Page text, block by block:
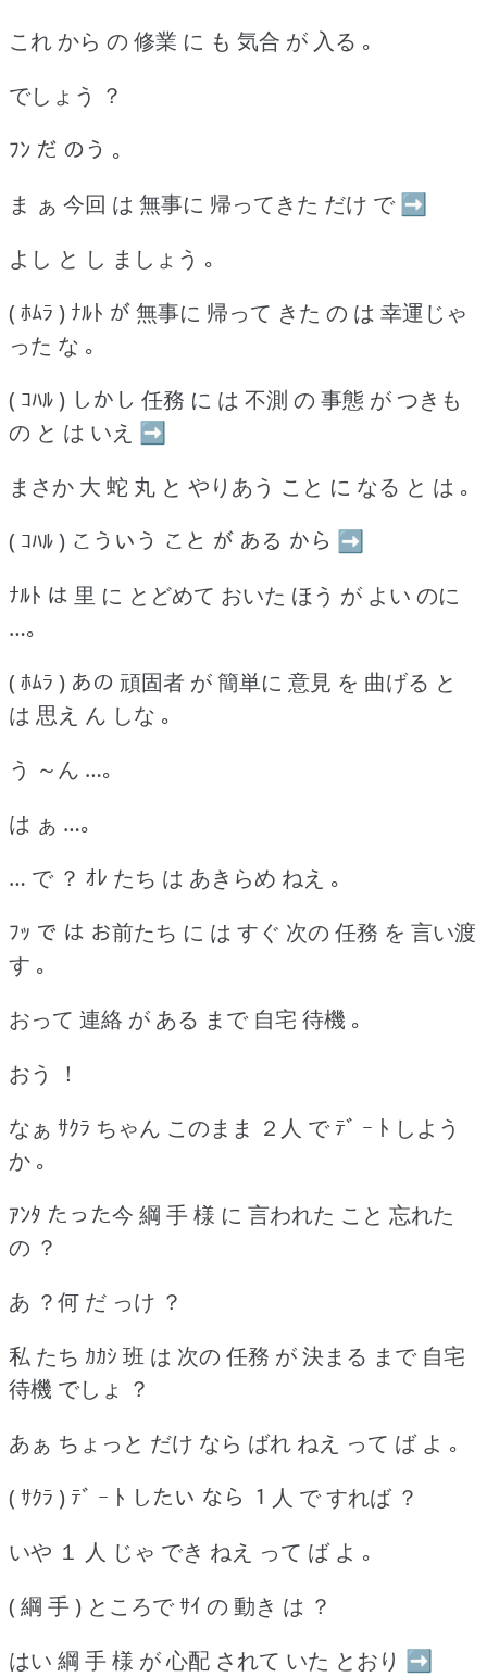
これ から の 修業 に も 気合 が 入る ｡
でしょう ？
ﾌﾝ だ のう ｡
ま ぁ 今回 は 無事に 帰ってきた だけ で ➡
よし と し ましょう ｡
( ﾎﾑﾗ ) ﾅﾙﾄ が 無事に 帰って きた の は 幸運じゃ
った な ｡
( ｺﾊﾙ ) しかし 任務 に は 不測 の 事態 が つきも
の と は いえ ➡
まさか 大 蛇 丸 と やりあう こと に なる と は ｡
( ｺﾊﾙ ) こういう こと が ある から ➡
ﾅﾙﾄ は 里 に とどめて おいた ほう が よい のに
…｡
( ﾎﾑﾗ ) あの 頑固者 が 簡単に 意見 を 曲げる と
は 思え ん しな ｡
う ～ん …｡
は ぁ …｡
… で ？ ｵﾚ たち は あきらめ ねえ ｡
ﾌｯ で は お前たち に は すぐ 次の 任務 を 言い渡
す ｡
おって 連絡 が ある まで 自宅 待機 ｡
おう ！
なぁ ｻｸﾗ ちゃん このまま ２人 で ﾃﾞ ｰ ﾄ しよう
か ｡
ｱﾝﾀ たった今 綱 手 様 に 言われた こと 忘れた
の ？
あ ？何 だ っけ ？
私 たち ｶｶｼ 班 は 次の 任務 が 決まる まで 自宅
待機 でしょ ？
あぁ ちょっと だけ なら ばれ ねえ って ば よ ｡
( ｻｸﾗ ) ﾃﾞ ｰ ﾄ したい なら １人 で すれば ？
いや １ 人 じゃ でき ねえ って ば よ ｡
( 綱 手 ) ところで ｻｲ の 動き は ？
はい 綱 手 様 が 心配 されて いた とおり ➡